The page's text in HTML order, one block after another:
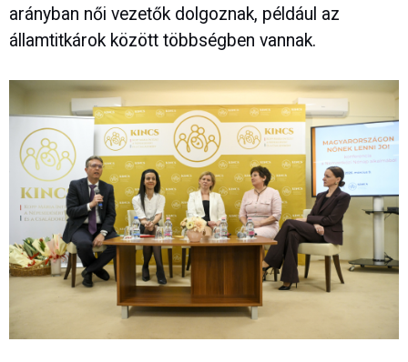
arányban női vezetők dolgoznak, például az
államtitkárok között többségben vannak.